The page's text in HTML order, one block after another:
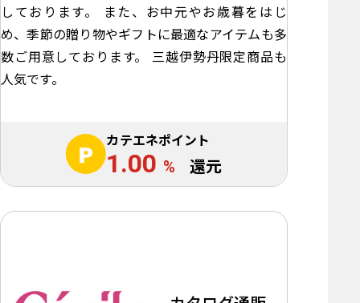
しております。 また、お中元やお歳暮をはじ
め、季節の贈り物やギフトに最適なアイテムも多
数ご用意しております。 三越伊勢丹限定商品も
人気です。
カテエネポイント
1.00 % 還元